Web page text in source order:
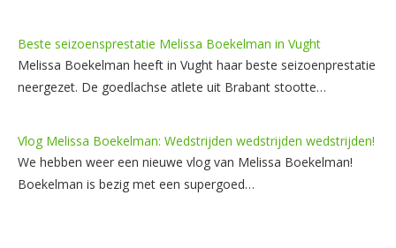
Beste seizoensprestatie Melissa Boekelman in Vught
Melissa Boekelman heeft in Vught haar beste seizoenprestatie
neergezet. De goedlachse atlete uit Brabant stootte…
Vlog Melissa Boekelman: Wedstrijden wedstrijden wedstrijden!
We hebben weer een nieuwe vlog van Melissa Boekelman!
Boekelman is bezig met een supergoed…